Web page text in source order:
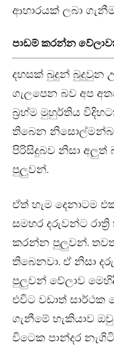
ආහාරයක් ලබා
පාඩම් කරන්න
දහසක් බුදුන් බුදුවුන
ගැලපෙන බව අප
බ්‍රහ්ම මුහුර්තිය
තිබෙන
පිරිසිදුබව නිසා අලුත්
පුලුවන්.
ඒත් හැම දෙනාටම
සමහර දරුවන්ට
කරන්න පුලුවන්. තවත්
තිබෙනවා. ඒ නිසා
පුලුවන් වේලාව
එවිට වඩාත්
ගැනීමේ හැකියාව
විටෙක පාන්දර